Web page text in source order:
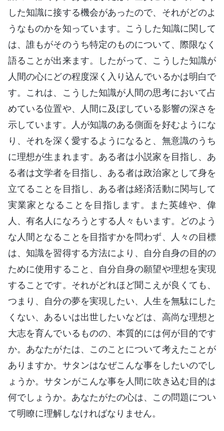
した知識に接する機会があったので、それがどのよ
うなものかを知っています。こうした知識に関して
は、誰もがそのうち特定のものについて、際限なく
語ることが出来ます。したがって、こうした知識が
人間の心にどの程度深く入り込んでいるかは明白で
す。これは、こうした知識が人間の思考において占
めている位置や、人間に及ぼしている影響の深さを
示しています。人が知識のある側面を好むようにな
り、それを深く愛するようになると、無意識のうち
に理想が生まれます。ある者は小説家を目指し、あ
る者は文学者を目指し、ある者は政治家として身を
立てることを目指し、ある者は経済活動に関与して
実業家となることを目指します。また英雄や、偉
人、有名人になろうとする人々もいます。どのよう
な人間となることを目指すかを問わず、人々の目標
は、知識を習得する方法により、自分自身の目的の
ために使用すること、自分自身の願望や理想を実現
することです。それがどれほど聞こえが良くても、
つまり、自分の夢を実現したい、人生を無駄にした
くない、あるいは出世したいなどは、高尚な理想と
大志を育んでいるものの、本質的には何が目的です
か。あなたがたは、このことについて考えたことが
ありますか。サタンはなぜこんな事をしたいのでし
ょうか。サタンがこんな事を人間に吹き込む目的は
何でしょうか。あなたがたの心は、この問題につい
て明瞭に理解しなければなりません。